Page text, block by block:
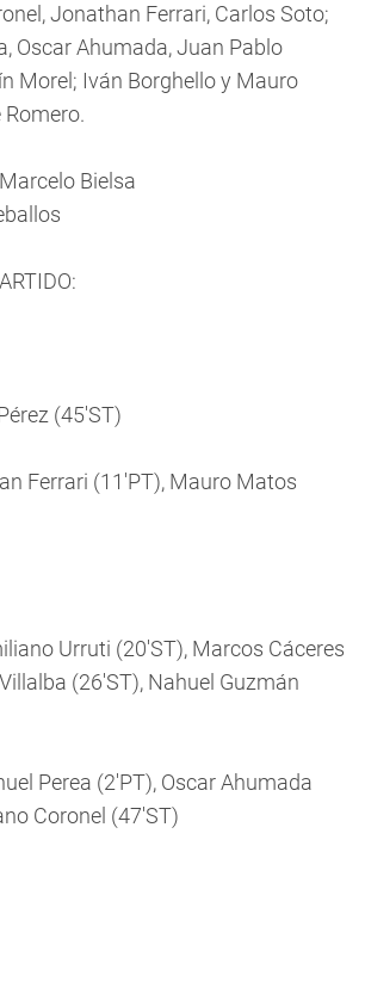
Jonathan Ferrari, Carlos Soto;
Oscar Ahumada, Juan Pablo
Morel; Iván Borghello y Mauro
Bielsa
(45'ST)
Ferrari (11'PT), Mauro Matos
Urruti (20'ST), Marcos Cáceres
(26'ST), Nahuel Guzmán
Perea (2'PT), Oscar Ahumada
Coronel (47'ST)